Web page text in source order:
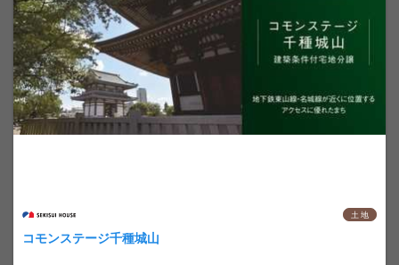
土 地
コモンステージ千種城山